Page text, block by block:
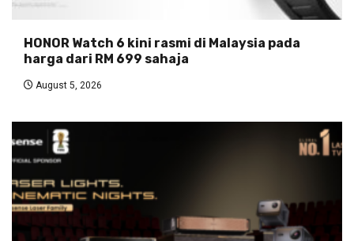
HONOR Watch 6 kini rasmi di Malaysia pada
harga dari RM 699 sahaja
August 5, 2026